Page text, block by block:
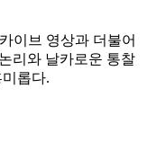
이브 영상과 더불어
리와 날카로운 통찰
롭다.